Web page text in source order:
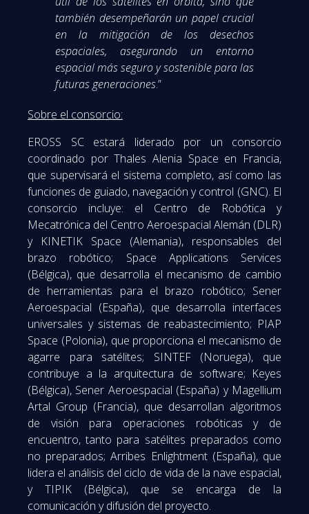
también desempeñarán un papel crucial
en la mitigación de los desechos
espaciales, asegurando un entorno
espacial más seguro y sostenible para las
futuras generaciones.”
Sobre el consorcio:
EROSS SC estará liderado por un consorcio
coordinado por Thales Alenia Space en Francia,
que supervisará el sistema completo, así como las
funciones de guiado, navegación y control (GNC). El
consorcio incluye: el Centro de Robótica y
Mecatrónica del Centro Aeroespacial Alemán (DLR)
y KINETIK Space (Alemania), responsables del
brazo robótico; Space Applications Services
(Bélgica), que desarrolla el mecanismo de cambio
de herramientas para el brazo robótico; Sener
Aeroespacial (España), que desarrolla interfaces
universales y sistemas de reabastecimiento; PIAP
Space (Polonia), que proporciona el mecanismo de
agarre para satélites; SINTEF (Noruega), que
contribuye a la arquitectura de software; Keyes
(Bélgica), Sener Aeroespacial (España) y Magellium
Artal Group (Francia), que desarrollan algoritmos
de visión para operaciones robóticas y de
encuentro, tanto para satélites preparados como
no preparados; Arribes Enlightment (España), que
lidera el análisis del ciclo de vida de la nave espacial,
y TIPIK (Bélgica), que se encarga de la
comunicación y difusión del proyecto.